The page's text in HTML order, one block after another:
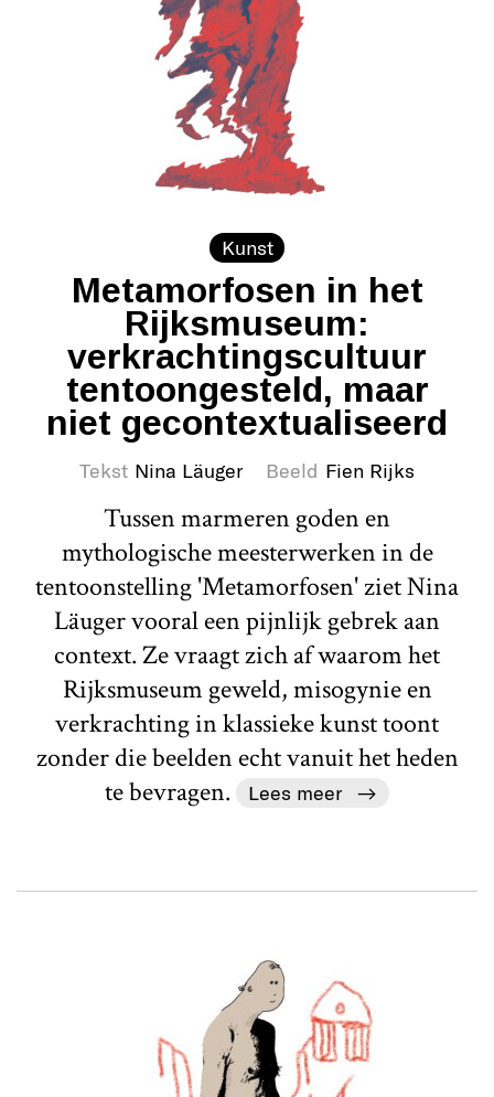
Kunst
Metamorfosen in het
Rijksmuseum:
verkrachtingscultuur
tentoongesteld, maar
niet gecontextualiseerd
Tekst Nina Läuger Beeld Fien Rijks
Tussen marmeren goden en
mythologische meesterwerken in de
tentoonstelling 'Metamorfosen' ziet Nina
Läuger vooral een pijnlijk gebrek aan
context. Ze vraagt zich af waarom het
Rijksmuseum geweld, misogynie en
verkrachting in klassieke kunst toont
zonder die beelden echt vanuit het heden
te bevragen.
Lees meer